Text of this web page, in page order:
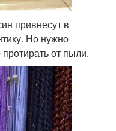
привнесут в
Но нужно
протирать от пыли.